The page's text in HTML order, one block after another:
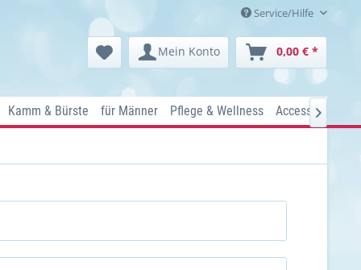
Service/Hilfe
Mein Konto 0,00 € *
Kamm & Bürste für Männer Pflege & Wellness Accessoires
